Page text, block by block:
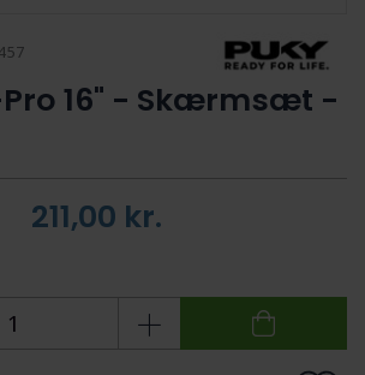
Pro 16" - Skærmsæt -
211,00 kr.